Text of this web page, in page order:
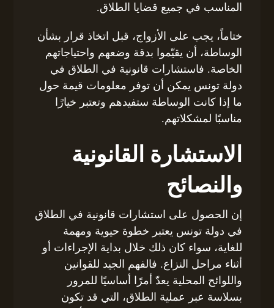
المناسب في جميع قضايا الطلاق.
ختاماً، يجب على الأزواج، قبل اتخاذ قرار بشأن
الوساطة، أن يقيّموا بدقة وضعهم واحتياجاتهم
الخاصة. فاستشارات قانونية في الطلاق في
دولة تونس يمكن أن توفر معلومات قيمة حول
ما إذا كانت الوساطة ستفيدهم وتعتبر خيارًا
مناسبًا لمشكلاتهم.
الاستشارة القانونية
والنصائح
إن الحصول على استشارات قانونية في الطلاق
في دولة تونس يعتبر خطوة حيوية ومهمة
للغاية، سواء كان ذلك خلال بداية الإجراءات أو
أثناء مراحل النزاع. فالفهم الجيد للقوانين
واللوائح المحلية يعدّ أمرًا أساسيًا للمرور
بسلاسة عبر عملية الطلاق، التي قد تكون